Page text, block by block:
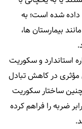
داده شده است؛ به
بیمارستان‌ ها،
و سکوریت‌
مؤثری در کاهش تبادل
ساختار سکوریت
ضربه را فراهم کرده